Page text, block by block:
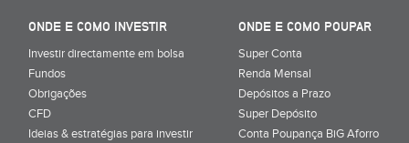
ONDE E COMO INVESTIR
Investir directamente em bolsa
Fundos
Obrigações
CFD
Ideias & estratégias para investir
ONDE E COMO POUPAR
Super Conta
Renda Mensal
Depósitos a Prazo
Super Depósito
Conta Poupança BiG Aforro